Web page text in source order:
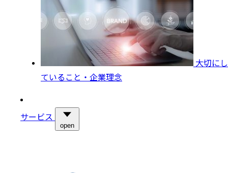
大切にし
ていること・企業理念
サービス
open